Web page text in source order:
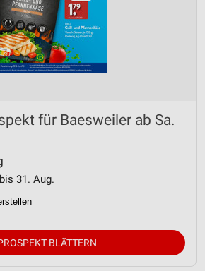
für Baesweiler ab Sa.
31. Aug.
BLÄTTERN